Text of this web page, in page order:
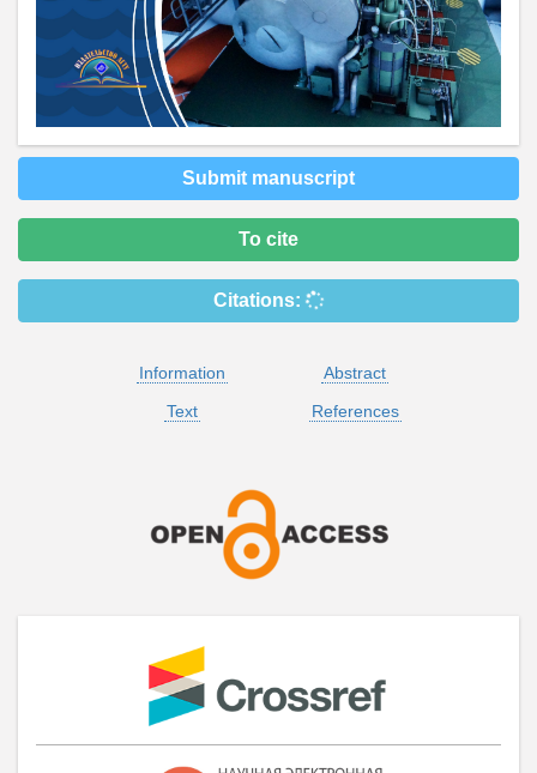
Submit manuscript
To cite
Citations:
Information
Abstract
Text
References